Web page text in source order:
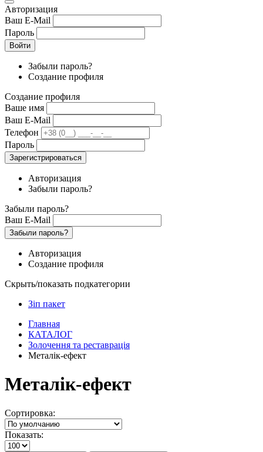
Авторизация
Ваш E-Mail
Пароль
Войти
Забыли пароль?
Создание профиля
Создание профиля
Ваше имя
Ваш E-Mail
Телефон
Пароль
Зарегистрироваться
Авторизация
Забыли пароль?
Забыли пароль?
Ваш E-Mail
Забыли пароль?
Авторизация
Создание профиля
Скрыть/показать подкатегории
Зіп пакет
Главная
КАТАЛОГ
Золочення та реставрація
Металік-ефект
Металік-ефект
Сортировка:
Показать: